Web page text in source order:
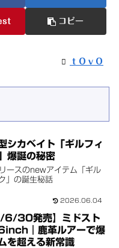
コピー
ｔＯｖＯ
シカベイト「ギルフィ
爆誕の秘密
ースのnewアイテム「ギル
」の誕生秘話
2026.06.04
30発売】ミドスト
｜鹿革ルアーで爆
を超える新常識